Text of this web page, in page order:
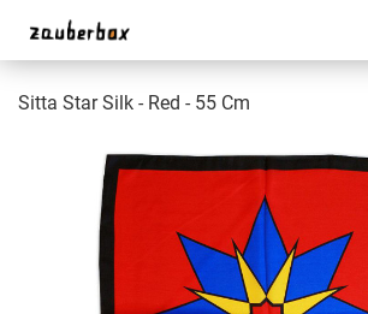
Sitta Star Silk - Red - 55 Cm